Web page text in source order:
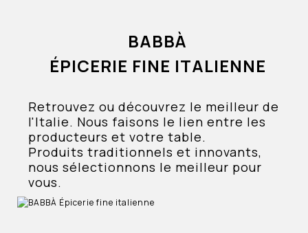
BABBÀ
ÉPICERIE FINE ITALIENNE
Retrouvez ou découvrez le meilleur de
l'Italie. Nous faisons le lien entre les
producteurs et votre table.
Produits traditionnels et innovants,
nous sélectionnons le meilleur pour
vous.